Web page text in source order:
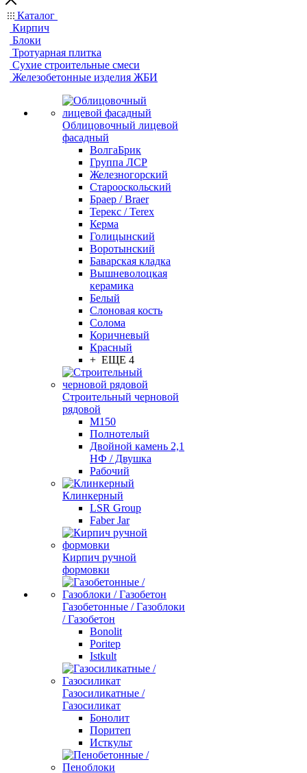
Каталог
Кирпич
Блоки
Тротуарная плитка
Сухие строительные смеси
Железобетонные изделия ЖБИ
Облицовочный лицевой
фасадный
ВолгаБрик
Группа ЛСР
Железногорский
Старооскольский
Браер / Braer
Терекс / Terex
Керма
Голицынский
Воротынский
Баварская кладка
Вышневолоцкая
керамика
Белый
Слоновая кость
Солома
Коричневый
Красный
+ ЕЩЕ 4
Строительный черновой
рядовой
М150
Полнотелый
Двойной камень 2,1
НФ / Двушка
Рабочий
Клинкерный
LSR Group
Faber Jar
Кирпич ручной
формовки
Газобетонные / Газоблоки
/ Газобетон
Bonolit
Poritep
Istkult
Газосиликатные /
Газосиликат
Бонолит
Поритеп
Исткульт